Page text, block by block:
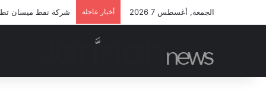
الجمعة, أغسطس 7 2026 أخبار عاجلة شركة نفط ميسان تطلق